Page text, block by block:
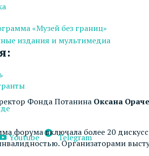
издания и мультимедиа
Youtube Telegram
«Музей без границ»
Фонда Потанина Оксана
форума включала более 20
Организаторами